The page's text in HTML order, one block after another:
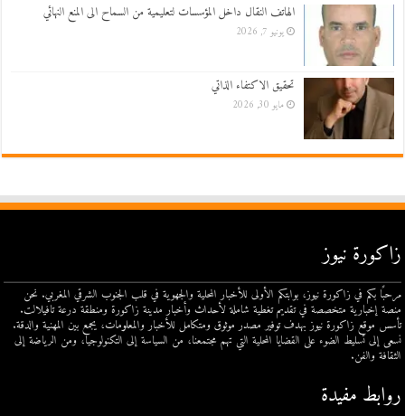
الهاتف النقال داخل المؤسسات لتعليمية من السماح الى المنع النهائي
يونيو 7, 2026
تحقيق الاكتفاء الذاتي
مايو 30, 2026
زاكورة نيوز
مرحبًا بكم في زاكورة نيوز، بوابتكم الأولى للأخبار المحلية والجهوية في قلب الجنوب الشرقي المغربي. نحن
منصة إخبارية متخصصة في تقديم تغطية شاملة لأحداث وأخبار مدينة زاكورة ومنطقة درعة تافيلالت.
تأسس موقع زاكورة نيوز بهدف توفير مصدر موثوق ومتكامل للأخبار والمعلومات، يجمع بين المهنية والدقة.
نسعى إلى تسليط الضوء على القضايا المحلية التي تهم مجتمعنا، من السياسة إلى التكنولوجيا، ومن الرياضة إلى
الثقافة والفن.
روابط مفيدة